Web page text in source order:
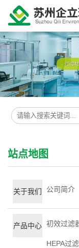
站点地图
关于我们 公司简介
产品中心 初效过滤
HEPA过